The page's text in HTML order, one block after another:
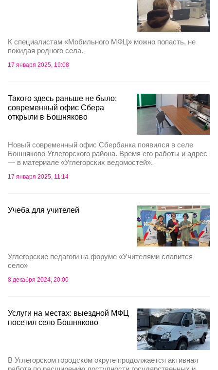
К специалистам «Мобильного МФЦ» можно попасть, не
покидая родного села.
17 января 2025, 19:08
Такого здесь раньше не было:
современный офис Сбера
открыли в Бошняково
Новый современный офис Сбербанка появился в селе
Бошняково Углегорского района. Время его работы и адрес
— в материале «Углегорских ведомостей».
17 января 2025, 11:14
Учеба для учителей
Углегорские педагоги на форуме «Учителями славится
село»
8 декабря 2024, 20:00
Услуги на местах: выездной МФЦ
посетил село Бошняково
В Углегорском городском округе продолжается активная